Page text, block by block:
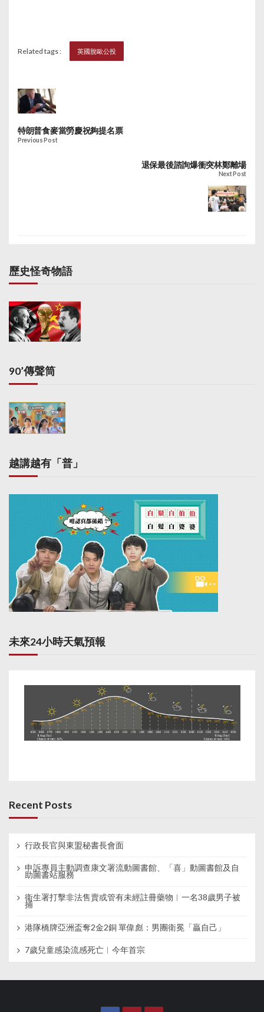
至15億英鎊，除了威脅
經濟安全還威脅着實體
訪問，呼籲支持英國留
歐的政治領袖團結，指
若留歐派政治領袖確信
歐盟對英國人維持現有
生活方式極為重要，那
帶來的負面影響。 另
外，《星期日郵報》報
市長約翰遜承認曾與黨
友Alec Shelbrooke商討
究竟有多少黨員支持向
卡梅倫逼宮，但強調兩
的領導下維持保守黨團
結。有分析認為，公投
暴露保守黨分歧。卡梅
倫曾稱自己不想公投變
成保守派内訌。早前
《每日電訊報》引述消
包括指控約翰遜並非真
心脫歐派，只因覬覦相
他與名聲欠佳的英國獨
立黨（UKIP）黨魁法
拉奇拉上關係等。
Related tags : 英國脫歐公投
特朗普食麥當勞慶祝夠提名票
Previous Post
退保最後諮詢爆衝突林鄭離場
Next Post
歷史怪奇物語
90’傳聲筒
越講越有「普」
未來24小時天氣預報
Recent Posts
行政長官與東盟秘書長會面
申訴專員主動調查康文署流動圖書館、「喜」動圖書館及自
助圖書站服務
衞生署打擊非法售賣或管有未經註冊藥物︱一名38歲男子被
捕
港隊橋牌亞洲盃奪2金2銅 單偉彪：男團衛冕「贏自己」
7歲兒童感染流感死亡︱今年首宗